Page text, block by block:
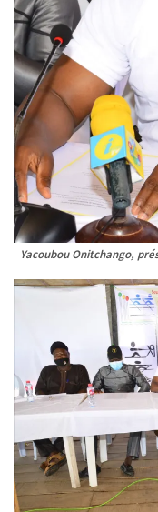
Yacoubou Onitchango,